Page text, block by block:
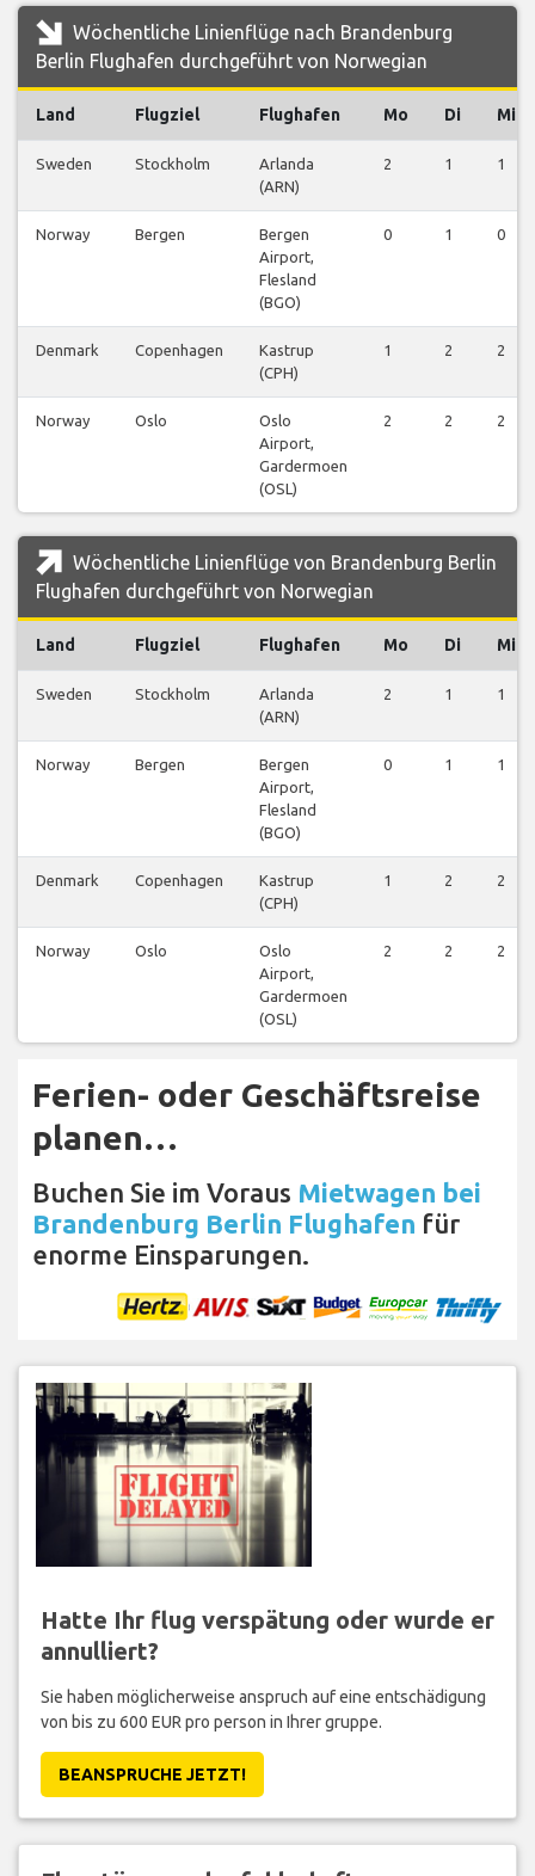
Wöchentliche Linienflüge nach Brandenburg
Berlin Flughafen durchgeführt von Norwegian
Land Flugziel Flughafen Mo Di Mi
Sweden Stockholm
Arlanda
(ARN)
2 1 1
Norway Bergen
Bergen
Airport,
Flesland
(BGO)
0 1 0
Denmark Copenhagen
Kastrup
(CPH)
1 2 2
Norway Oslo
Oslo
Airport,
Gardermoen
(OSL)
2 2 2
Wöchentliche Linienflüge von Brandenburg Berlin
Flughafen durchgeführt von Norwegian
Land Flugziel Flughafen Mo Di Mi
Sweden Stockholm
Arlanda
(ARN)
2 1 1
Norway Bergen
Bergen
Airport,
Flesland
(BGO)
0 1 1
Denmark Copenhagen
Kastrup
(CPH)
1 2 2
Norway Oslo
Oslo
Airport,
Gardermoen
(OSL)
2 2 2
Ferien- oder Geschäftsreise
planen…
Buchen Sie im Voraus Mietwagen bei
Brandenburg Berlin Flughafen für
enorme Einsparungen.
Hatte Ihr flug verspätung oder wurde er
annulliert?
Sie haben möglicherweise anspruch auf eine entschädigung
von bis zu 600 EUR pro person in Ihrer gruppe.
BEANSPRUCHE JETZT!